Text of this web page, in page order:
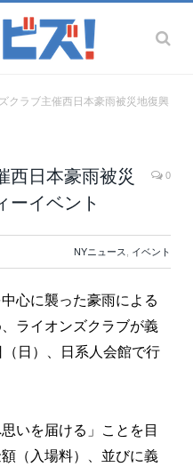
クラブ主催西日本豪雨被災地復興
西日本豪雨被災
ーイベント
0
NYニュース イベント
心に襲った豪雨による
ライオンズクラブが義
日）、日系人会館で行
いを届ける」ことを目
（入場料）、並びに義